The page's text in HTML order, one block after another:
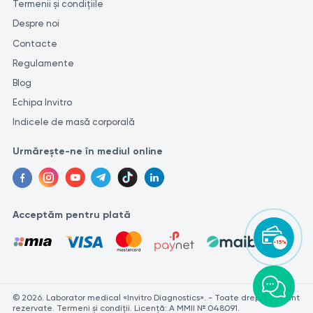
-15%
Termenii și condițiile
Despre noi
Contacte
Regulamente
Blog
Echipa Invitro
Indicele de masă corporală
Urmărește-ne în mediul online
Acceptăm pentru plată
© 2026. Laborator medical «Invitro Diagnostics». - Toate drepturile sunt
rezervate. Termeni și condiții. Licență: A MMII № 048091.